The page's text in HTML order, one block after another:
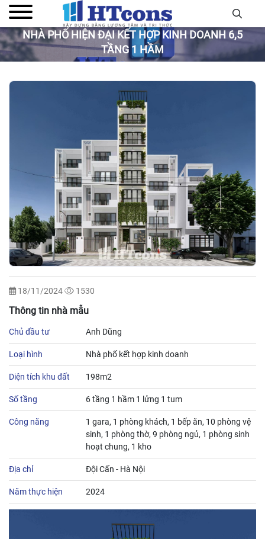
NHÀ PHỐ HIỆN ĐẠI KẾT HỢP KINH DOANH 6,5
TẦNG 1 HẦM
18/11/2024 1530
Thông tin nhà mẫu
Chủ đầu tư Anh Dũng
Loại hình Nhà phố kết hợp kinh doanh
Diện tích khu đất 198m2
Số tầng 6 tầng 1 hầm 1 lửng 1 tum
Công năng
1 gara, 1 phòng khách, 1 bếp ăn, 10 phòng vệ
sinh, 1 phòng thờ, 9 phòng ngủ, 1 phòng sinh
hoạt chung, 1 kho
Địa chỉ Đội Cấn - Hà Nội
Năm thực hiện 2024